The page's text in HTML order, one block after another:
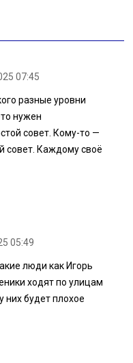
07:45
разные уровни
нужен
совет. Кому-то —
совет. Каждому своё
05:49
люди как Игорь
ходят по улицам
них будет плохое